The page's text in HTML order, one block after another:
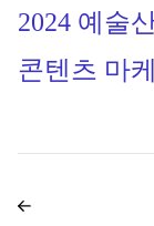
2024 예술
콘텐츠 마